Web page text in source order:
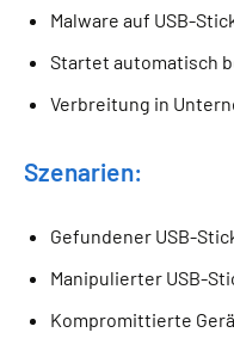
Malware auf USB-
Startet automatisch
Verbreitung in
Szenarien:
Gefundener USB-
Manipulierter USB-
Kompromittierte